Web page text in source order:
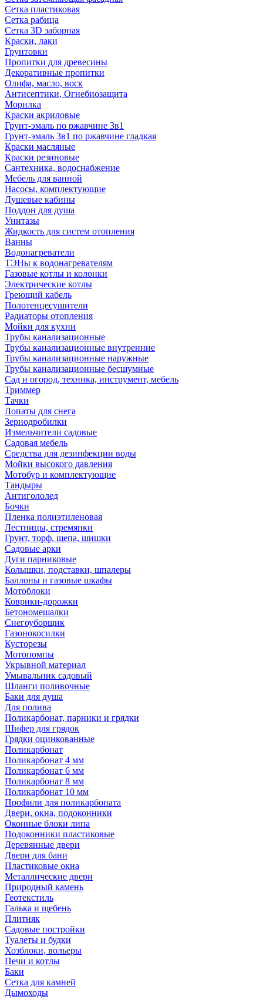
Сетка пластиковая
Сетка рабица
Сетка 3D заборная
Краски, лаки
Грунтовки
Пропитки для древесины
Декоративные пропитки
Олифа, масло, воск
Антисептики, Огнебиозащита
Морилка
Краски акриловые
Грунт-эмаль по ржавчине 3в1
Грунт-эмаль 3в1 по ржавчине гладкая
Краски масляные
Краски резиновые
Сантехника, водоснабжение
Мебель для ванной
Насосы, комплектующие
Душевые кабины
Поддон для душа
Унитазы
Жидкость для систем отопления
Ванны
Водонагреватели
ТЭНы к водонагревателям
Газовые котлы и колонки
Электрические котлы
Греющий кабель
Полотенцесушители
Радиаторы отопления
Мойки для кухни
Трубы канализационные
Трубы канализационные внутренние
Трубы канализационные наружные
Трубы канализационные бесшумные
Сад и огород, техника, инструмент, мебель
Триммер
Тачки
Лопаты для снега
Зернодробилки
Измельчители садовые
Садовая мебель
Средства для дезинфекции воды
Мойки высокого давления
Мотобур и комплектующие
Тандыры
Антигололед
Бочки
Пленка полиэтиленовая
Лестницы, стремянки
Грунт, торф, щепа, шишки
Садовые арки
Дуги парниковые
Колышки, подставки, шпалеры
Баллоны и газовые шкафы
Мотоблоки
Коврики-дорожки
Бетономешалки
Снегоуборщик
Газонокосилки
Кусторезы
Мотопомпы
Укрывной материал
Умывальник садовый
Шланги поливочные
Баки для душа
Для полива
Поликарбонат, парники и грядки
Шифер для грядок
Грядки оцинкованные
Поликарбонат
Поликарбонат 4 мм
Поликарбонат 6 мм
Поликарбонат 8 мм
Поликарбонат 10 мм
Профили для поликарбоната
Двери, окна, подоконники
Оконные блоки липа
Подоконники пластиковые
Деревянные двери
Двери для бани
Пластиковые окна
Металлические двери
Природный камень
Геотекстиль
Галька и щебень
Плитняк
Садовые постройки
Туалеты и будки
Хозблоки, вольеры
Печи и котлы
Баки
Сетка для камней
Дымоходы